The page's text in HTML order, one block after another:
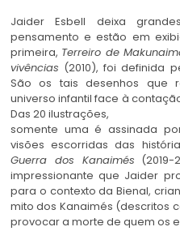
Jaider Esbell deixa
pensamento e estão em
primeira, Terreiro de
vivências (2010), foi definida
São os tais desenhos que
universo infantil face à
Das 20 ilustrações,
somente uma é assinada
visões escorridas das
Guerra dos Kanaimés
impressionante que Jaider
para o contexto da Bienal,
mito dos Kanaimés (descritos
provocar a morte de quem os